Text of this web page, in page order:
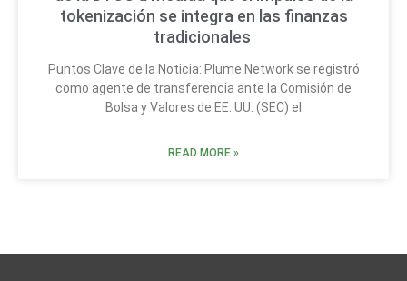
tokenización se integra en las finanzas
tradicionales
Puntos Clave de la Noticia: Plume Network se registró
como agente de transferencia ante la Comisión de
Bolsa y Valores de EE. UU. (SEC) el
READ MORE »